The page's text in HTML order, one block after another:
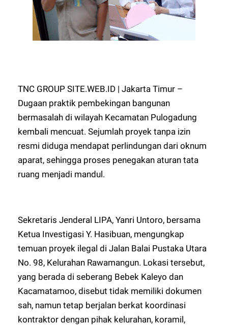
TNC GROUP SITE.WEB.ID | Jakarta Timur –
Dugaan praktik pembekingan bangunan
bermasalah di wilayah Kecamatan Pulogadung
kembali mencuat. Sejumlah proyek tanpa izin
resmi diduga mendapat perlindungan dari oknum
aparat, sehingga proses penegakan aturan tata
ruang menjadi mandul.
Sekretaris Jenderal LIPA, Yanri Untoro, bersama
Ketua Investigasi Y. Hasibuan, mengungkap
temuan proyek ilegal di Jalan Balai Pustaka Utara
No. 98, Kelurahan Rawamangun. Lokasi tersebut,
yang berada di seberang Bebek Kaleyo dan
Kacamatamoo, disebut tidak memiliki dokumen
sah, namun tetap berjalan berkat koordinasi
kontraktor dengan pihak kelurahan, koramil,